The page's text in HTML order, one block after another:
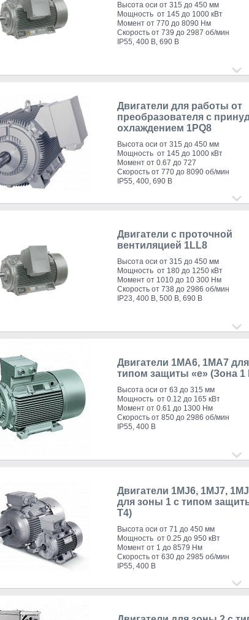
Высота оси от 315 до 450 мм
Мощность от 145 до 1000 кВт
Момент от 770 до 8090 Нм
Скорость от 739 до 2987 об/мин
IP55, 400 В, 690 В
Двигатели для работы от
преобразователя с
охлаждением 1PQ8
Высота оси от 315 до 450 мм
Мощность от 145 до 1000 кВт
Момент от 0.67 до 727
Скорость от 770 до 8090 об/мин
IP55, 400, 690 В
Двигатели с проточной
вентиляцией 1LL8
Высота оси от 315 до 450 мм
Мощность от 180 до 1250 кВт
Момент от 1010 до 10 300 Нм
Скорость от 738 до 2986 об/мин
IP23, 400 В, 500 В, 690 В
Двигатели 1MA6, 1MA7
типом защиты «e» (Зона 1
Высота оси от 63 до 315 мм
Мощность от 0.12 до 165 кВт
Момент от 0.61 до 1300 Нм
Скорость от 850 до 2986 об/мин
IP55, 400 В
Двигатели 1MJ6, 1MJ7,
для зоны 1 с типом
T4)
Высота оси от 71 до 450 мм
Мощность от 0.25 до 950 кВт
Момент от 1 до 8579 Нм
Скорость от 630 до 2985 об/мин
IP55, 400 В